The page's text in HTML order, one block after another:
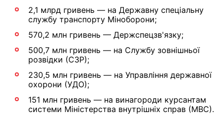
2,1 млрд гривень — на Державну спеціальну
службу транспорту Міноборони;
570,2 млн гривень — Держспецзв'язку;
500,7 млн гривень — на Службу зовнішньої
розвідки (СЗР);
230,5 млн гривень — на Управління державної
охорони (УДО);
151 млн гривень — на винагороди курсантам
системи Міністерства внутрішніх справ (МВС).